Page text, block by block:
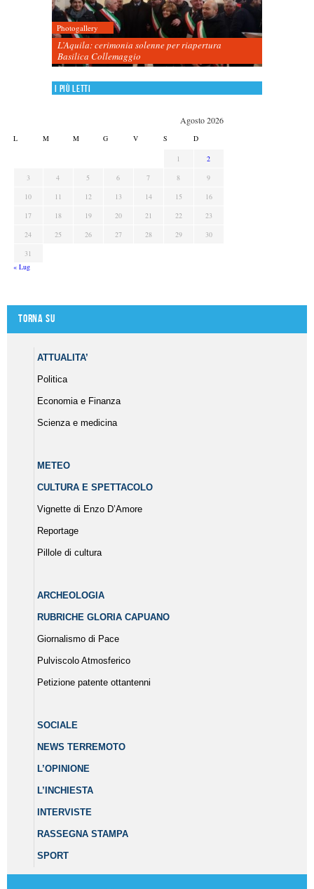
Photogallery
L’Aquila: cerimonia solenne per riapertura
Basilica Collemaggio
I più letti
Agosto 2026
L M M G V S D
1
2
3
4 5 6 7 8
9
10
11 12 13 14 15
16
17
18 19 20 21 22
23
24
25 26 27 28 29
30
31
« Lug
Torna su
ATTUALITA’
Politica
Economia e Finanza
Scienza e medicina
METEO
CULTURA E SPETTACOLO
Vignette di Enzo D’Amore
Reportage
Pillole di cultura
ARCHEOLOGIA
RUBRICHE GLORIA CAPUANO
Giornalismo di Pace
Pulviscolo Atmosferico
Petizione patente ottantenni
SOCIALE
NEWS TERREMOTO
L’OPINIONE
L’INCHIESTA
INTERVISTE
RASSEGNA STAMPA
SPORT